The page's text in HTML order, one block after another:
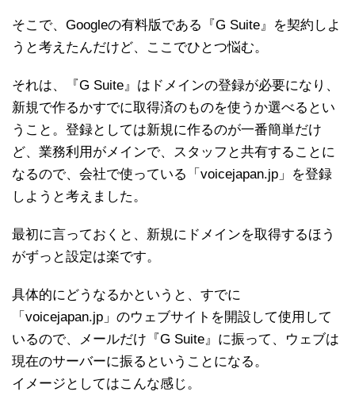
そこで、Googleの有料版である『G Suite』を契約しよ
うと考えたんだけど、ここでひとつ悩む。
それは、『G Suite』はドメインの登録が必要になり、
新規で作るかすでに取得済のものを使うか選べるとい
うこと。登録としては新規に作るのが一番簡単だけ
ど、業務利用がメインで、スタッフと共有することに
なるので、会社で使っている「voicejapan.jp」を登録
しようと考えました。
最初に言っておくと、新規にドメインを取得するほう
がずっと設定は楽です。
具体的にどうなるかというと、すでに
「voicejapan.jp」のウェブサイトを開設して使用して
いるので、メールだけ『G Suite』に振って、ウェブは
現在のサーバーに振るということになる。
イメージとしてはこんな感じ。